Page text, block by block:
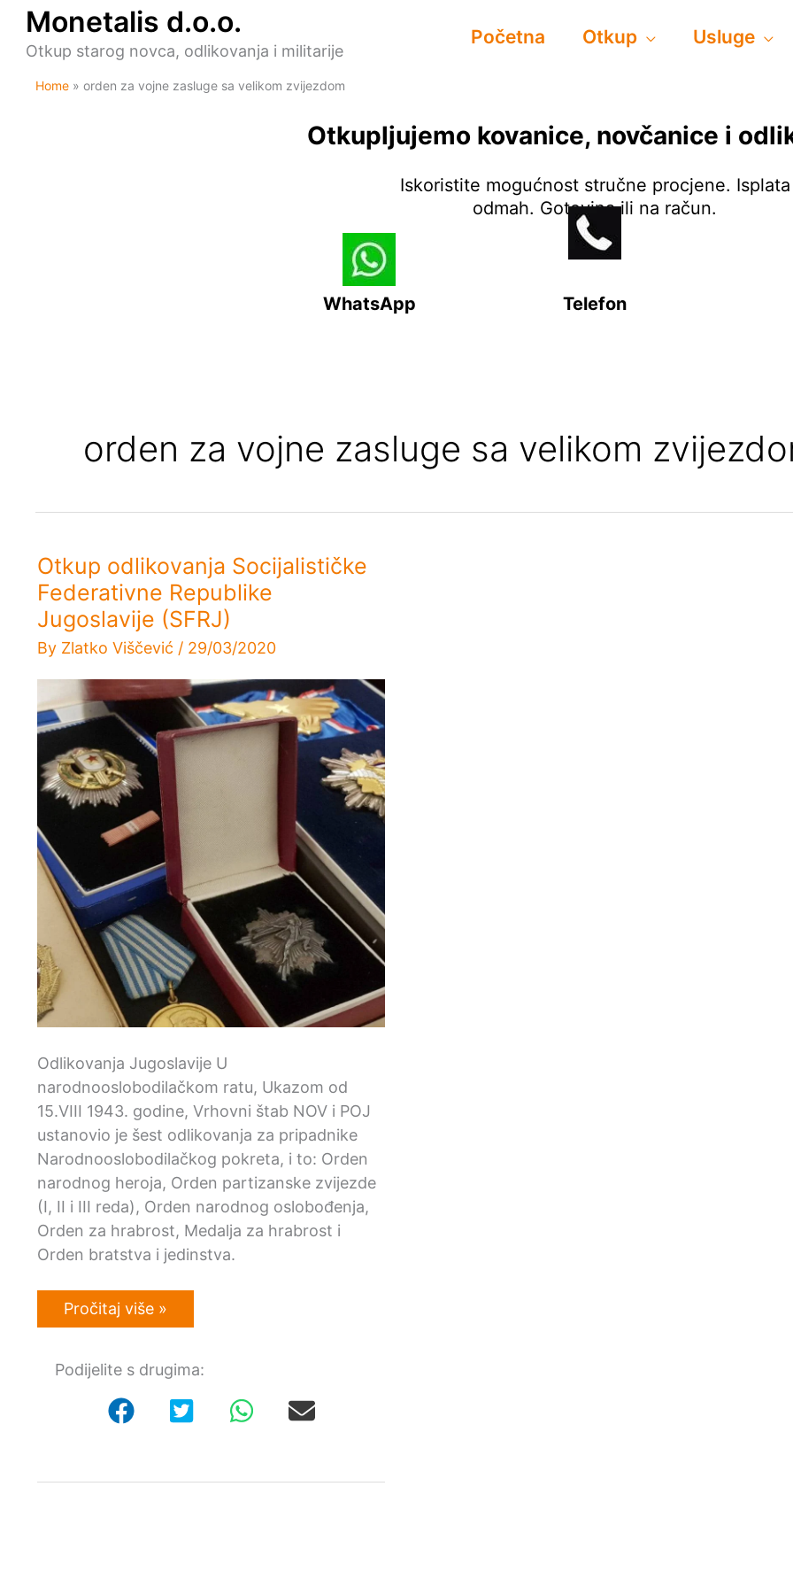
content
Monetalis d.o.o.
Otkup starog novca, odlikovanja i militarije
Početna Otkup Usluge
Home orden za vojne zasluge sa velikom zvijezdom
Otkupljujemo kovanice, novčanice i
Iskoristite mogućnost stručne procjene. Isplata
odmah. Gotovina ili na račun.
WhatsApp Telefon
orden za vojne zasluge sa velikom
Otkup odlikovanja Socijalističke
Federativne Republike
Jugoslavije (SFRJ)
By Zlatko Viščević / 29/03/2020
Odlikovanja Jugoslavije U
narodnooslobodilačkom ratu, Ukazom od
15.VIII 1943. godine, Vrhovni štab NOV i POJ
ustanovio je šest odlikovanja za pripadnike
Narodnooslobodilačkog pokreta, i to: Orden
narodnog heroja, Orden partizanske zvijezde
(I, II i III reda), Orden narodnog oslobođenja,
Orden za hrabrost, Medalja za hrabrost i
Orden bratstva i jedinstva.
Otkup
odlikovanja
Republike
(SFRJ)
Pročitaj više »
Podijelite s drugima: